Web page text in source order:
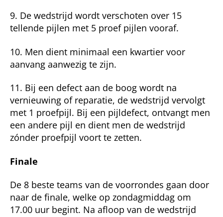
9. De wedstrijd wordt verschoten over 15
tellende pijlen met 5 proef pij­len vooraf.
10. Men dient minimaal een kwartier voor
aanvang aanwezig te zijn.
11. Bij een defect aan de boog wordt na
vernieuwing of reparatie, de wedstrijd vervolgt
met 1 proefpijl. Bij een pijldefect, ontvangt men
een andere pijl en dient men de wedstrijd
zónder proefpijl voort te zetten.
Finale
De 8 beste teams van de voorrondes gaan door
naar de finale, welke op zondagmiddag om
17.00 uur begint. Na afloop van de wedstrijd